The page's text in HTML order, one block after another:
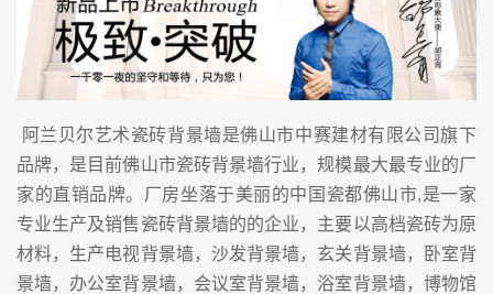
阿兰贝尔艺术瓷砖背景墙是佛山市中赛建材有限公司旗下
品牌，是目前佛山市瓷砖背景墙行业，规模最大最专业的厂
家的直销品牌。厂房坐落于美丽的中国瓷都佛山市,是一家
专业生产及销售瓷砖背景墙的的企业，主要以高档瓷砖为原
材料，生产电视背景墙，沙发背景墙，玄关背景墙，卧室背
景墙，办公室背景墙，会议室背景墙，浴室背景墙，博物馆